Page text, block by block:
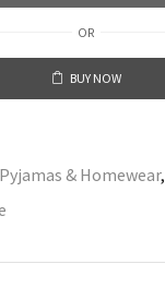
OR
BUY NOW
Pyjamas & Homewear,